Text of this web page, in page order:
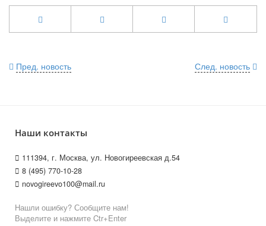
След. новость
Пред. новость
Наши контакты
111394, г. Москва, ул. Новогиреевская д.54
8 (495) 770-10-28
novogireevo100@mail.ru
Нашли ошибку? Сообщите нам!
Выделите и нажмите Ctr+Enter